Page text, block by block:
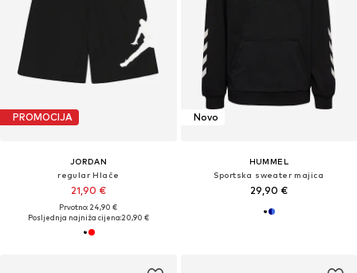
PROMOCIJA
JORDAN
regular Hlače
21,90 €
Prvotno: 24,90 €
Posljednja najniža cijena:20,90 €
Novo
HUMMEL
Sportska sweater majica
29,90 €